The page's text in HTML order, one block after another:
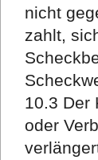
nicht
zahlt,
10.3 Der
oder